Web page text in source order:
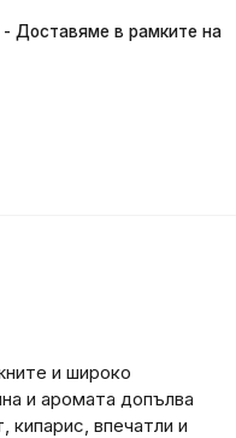
Доставяме в рамките на
и широко
и аромата допълва
впечатли и